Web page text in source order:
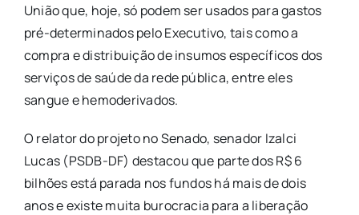
União que, hoje, só podem ser usados para gastos
pré-determinados pelo Executivo, tais como a
compra e distribuição de insumos específicos dos
serviços de saúde da rede pública, entre eles
sangue e hemoderivados.
O relator do projeto no Senado, senador Izalci
Lucas (PSDB-DF) destacou que parte dos R$ 6
bilhões está parada nos fundos há mais de dois
anos e existe muita burocracia para a liberação